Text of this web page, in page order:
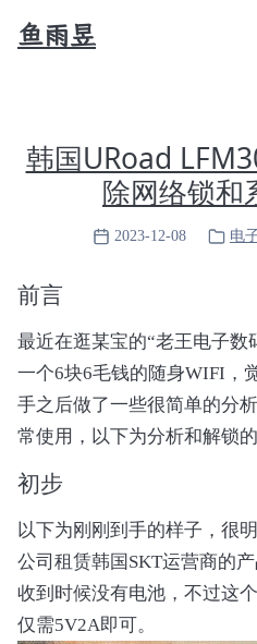
鱼雨昱
韩国URoad
除网络锁和
2023-12-08 电
前言
最近在逛某宝的“老王电子
一个6块6毛钱的随身WIFI，
手之后做了一些很简单的分
常使用，以下为分析和解锁的
初步
以下为刚刚到手的样子，很
公司租赁韩国SKT运营商的产
收到时候没有电池，不过这
仅需5V2A即可。